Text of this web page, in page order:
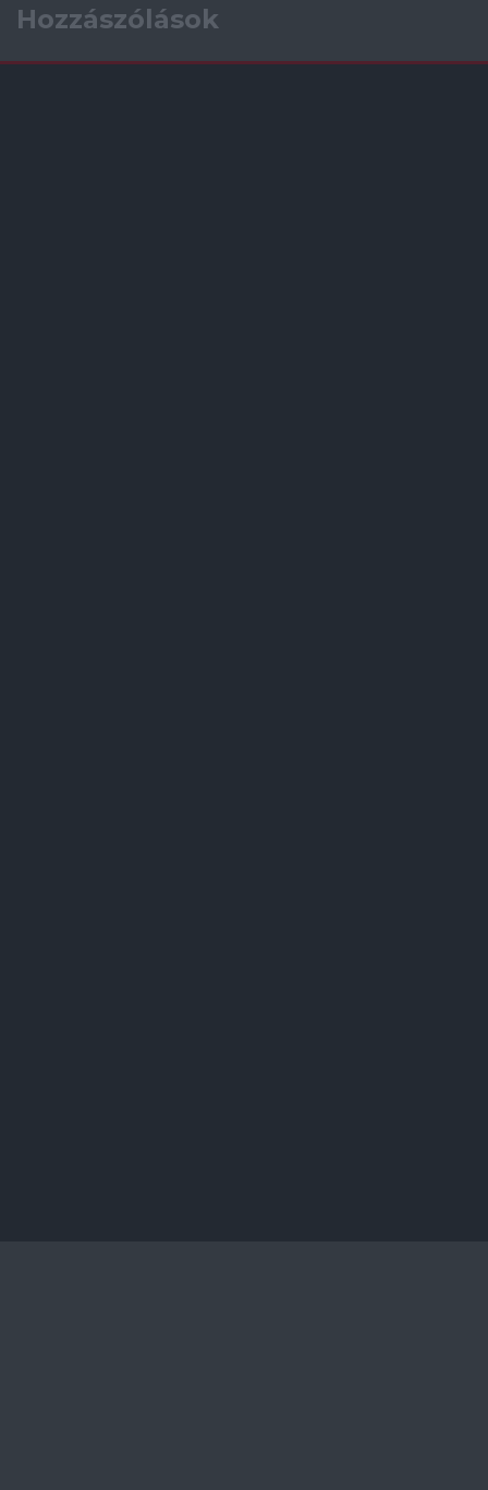
Hozzászólások